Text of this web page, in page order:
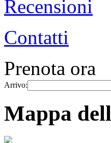
Recensioni
Contatti
Prenota ora
Arrivo:
Mappa